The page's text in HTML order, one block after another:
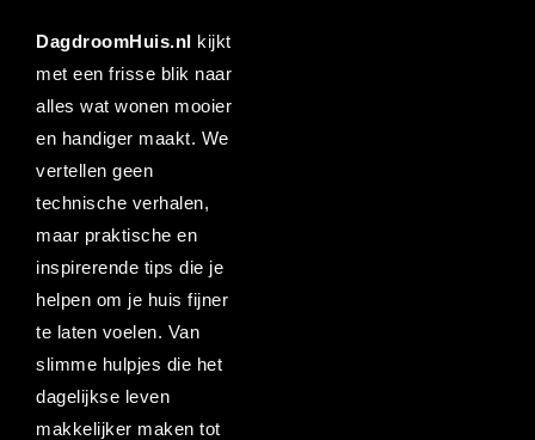
DagdroomHuis.nl kijkt
met een frisse blik naar
alles wat wonen mooier
en handiger maakt. We
vertellen geen
technische verhalen,
maar praktische en
inspirerende tips die je
helpen om je huis fijner
te laten voelen. Van
slimme hulpjes die het
dagelijkse leven
makkelijker maken tot